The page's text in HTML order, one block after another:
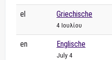
el Griechische
4 Ιουλίου
en Englische
July 4